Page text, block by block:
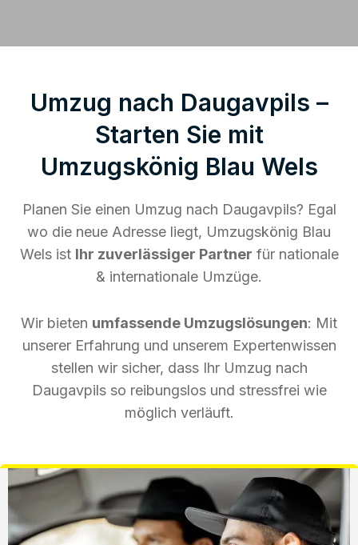
Umzug nach Daugavpils –
Starten Sie mit
Umzugskönig Blau Wels
Planen Sie einen Umzug nach Daugavpils? Egal
wo die neue Adresse liegt, Umzugskönig Blau
Wels ist Ihr zuverlässiger Partner für nationale
& internationale Umzüge.
Wir bieten umfassende Umzugslösungen: Mit
unserer Erfahrung und unserem Expertenwissen
stellen wir sicher, dass Ihr Umzug nach
Daugavpils so reibungslos und stressfrei wie
möglich verläuft.